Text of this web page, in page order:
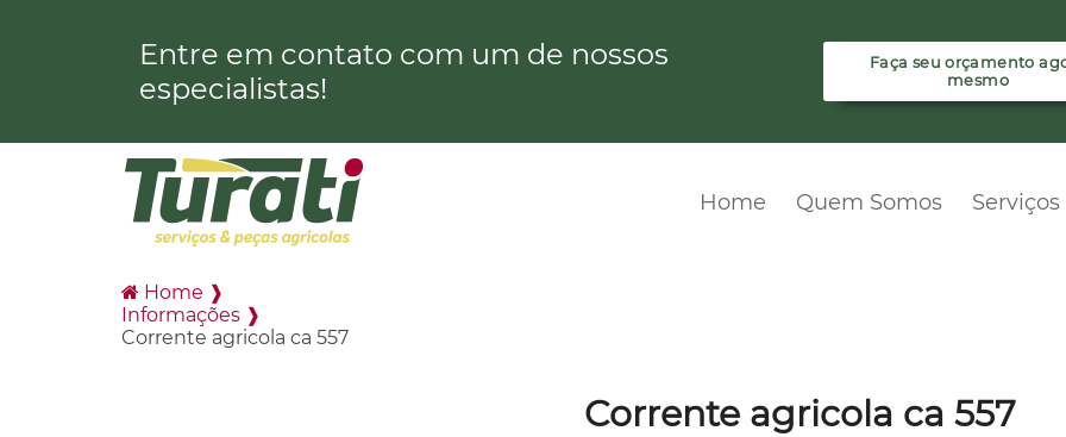
Entre em contato com um de nossos
especialistas!
Faça seu orçamento
mesmo
Home Quem Somos Serviços
Home ❱
Informações ❱
Corrente agricola ca 557
Corrente agricola ca 557